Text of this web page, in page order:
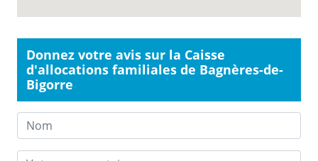
Donnez votre avis sur la Caisse
d'allocations familiales de Bagnères-de-
Bigorre